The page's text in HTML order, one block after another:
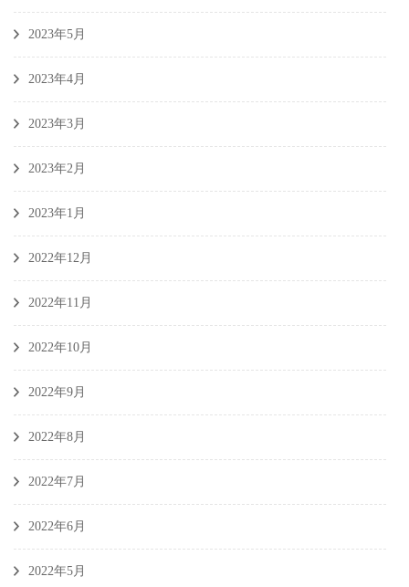
2023年5月
2023年4月
2023年3月
2023年2月
2023年1月
2022年12月
2022年11月
2022年10月
2022年9月
2022年8月
2022年7月
2022年6月
2022年5月